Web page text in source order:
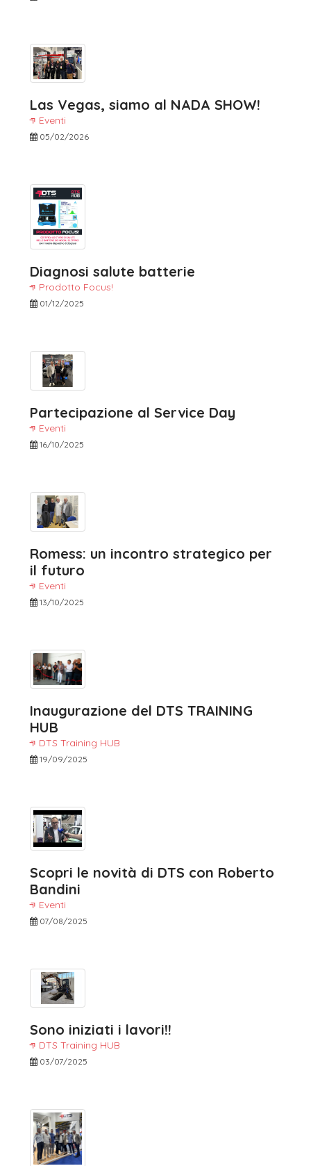
Las Vegas, siamo al NADA SHOW!
Eventi
05/02/2026
Diagnosi salute batterie
Prodotto Focus!
01/12/2025
Partecipazione al Service Day
Eventi
16/10/2025
Romess: un incontro strategico per
il futuro
Eventi
13/10/2025
Inaugurazione del DTS TRAINING
HUB
DTS Training HUB
19/09/2025
Scopri le novità di DTS con Roberto
Bandini
Eventi
07/08/2025
Sono iniziati i lavori!!
DTS Training HUB
03/07/2025